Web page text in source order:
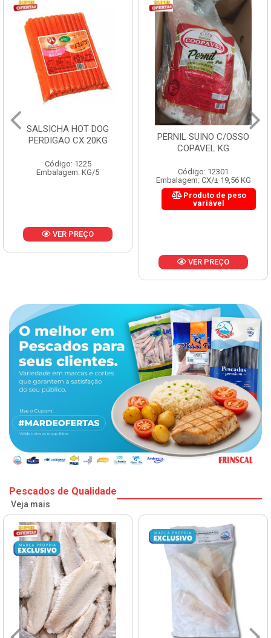
SALSICHA HOT DOG
PERDIGAO CX 20KG
Código: 1225
Embalagem: KG/5
VER PREÇO
PERNIL SUINO C/OSSO
COPAVEL KG
Código: 12301
Embalagem: CX/± 19,56 KG
Produto de peso
variável
VER PREÇO
Pescados de Qualidade
Veja mais